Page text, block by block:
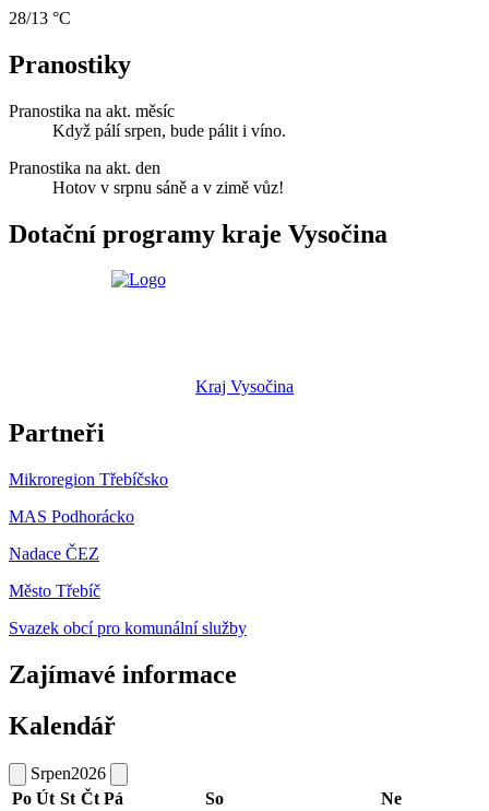
28/13 °C
Pranostiky
Pranostika na akt. měsíc
Když pálí srpen, bude pálit i víno.
Pranostika na akt. den
Hotov v srpnu sáně a v zimě vůz!
Dotační programy kraje Vysočina
Kraj Vysočina
Partneři
Mikroregion Třebíčsko
MAS Podhorácko
Nadace ČEZ
Město Třebíč
Svazek obcí pro komunální služby
Zajímavé informace
Kalendář
Srpen2026
Po Út St Čt Pá So
Ne